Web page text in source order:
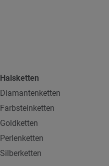
Halsketten
Diamantenketten
Farbsteinketten
Goldketten
Perlenketten
Silberketten